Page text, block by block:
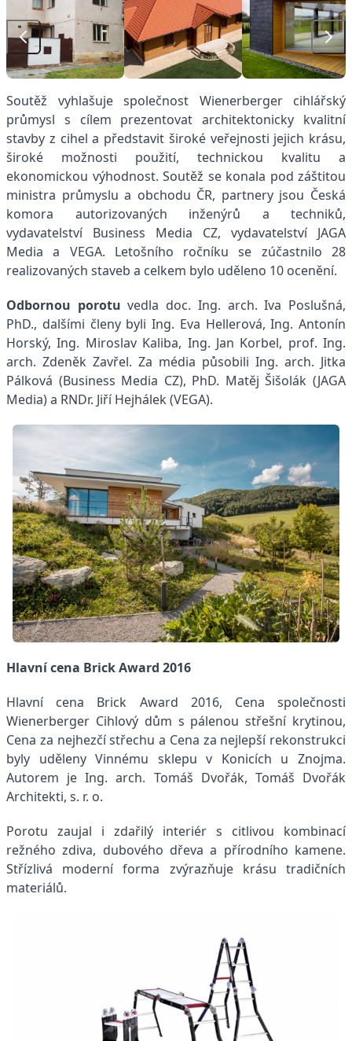
Soutěž vyhlašuje společnost Wienerberger cihlářský
průmysl s cílem prezentovat architektonicky kvalitní
stavby z cihel a představit široké veřejnosti jejich krásu,
široké možnosti použití, technickou kvalitu a
ekonomickou výhodnost. Soutěž se konala pod záštitou
ministra průmyslu a obchodu ČR, partnery jsou Česká
komora autorizovaných inženýrů a techniků,
vydavatelství Business Media CZ, vydavatelství JAGA
Media a VEGA. Letošního ročníku se zúčastnilo 28
realizovaných staveb a celkem bylo uděleno 10 ocenění.
Odbornou porotu vedla doc. Ing. arch. Iva Poslušná,
PhD., dalšími členy byli Ing. Eva Hellerová, Ing. Antonín
Horský, Ing. Miroslav Kaliba, Ing. Jan Korbel, prof. Ing.
arch. Zdeněk Zavřel. Za média působili Ing. arch. Jitka
Pálková (Business Media CZ), PhD. Matěj Šišolák (JAGA
Media) a RNDr. Jiří Hejhálek (VEGA).
Hlavní cena Brick Award 2016
Hlavní cena Brick Award 2016, Cena společnosti
Wienerberger Cihlový dům s pálenou střešní krytinou,
Cena za nejhezčí střechu a Cena za nejlepší rekonstrukci
byly uděleny Vinnému sklepu v Konicích u Znojma.
Autorem je Ing. arch. Tomáš Dvořák, Tomáš Dvořák
Architekti, s. r. o.
Porotu zaujal i zdařilý interiér s citlivou kombinací
režného zdiva, dubového dřeva a přírodního kamene.
Střízlivá moderní forma zvýrazňuje krásu tradičních
materiálů.